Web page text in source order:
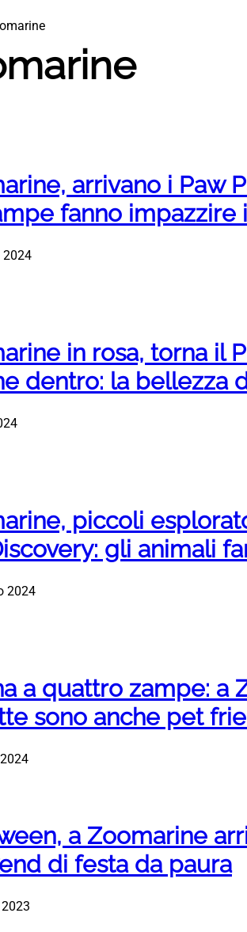
arrivano i Paw
fanno impazzire
2024
in rosa, torna il
dentro: la bellezza
piccoli
gli animali
2024
a quattro zampe: a
sono anche pet
a Zoomarine
di festa da paura